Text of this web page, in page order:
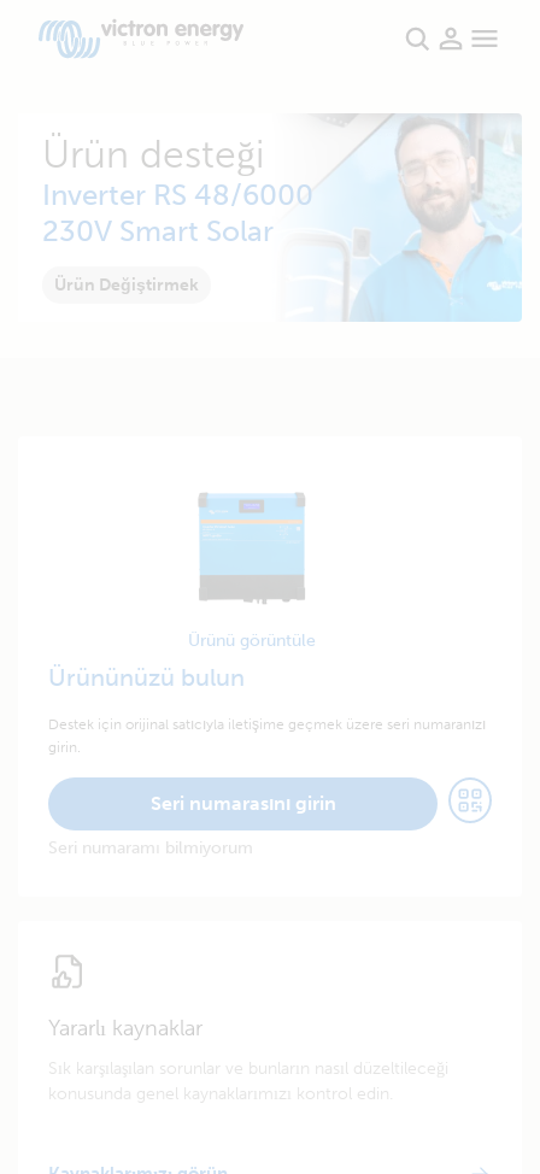
Ürün desteği
Inverter RS 48/6000
230V Smart Solar
Ürün Değiştirmek
Ürünü görüntüle
Ürününüzü bulun
Destek için orijinal satıcıyla iletişime geçmek üzere seri numaranızı
girin.
Seri numarasını girin
Seri numaramı bilmiyorum
Yararlı kaynaklar
Sık karşılaşılan sorunlar ve bunların nasıl düzeltileceği
konusunda genel kaynaklarımızı kontrol edin.